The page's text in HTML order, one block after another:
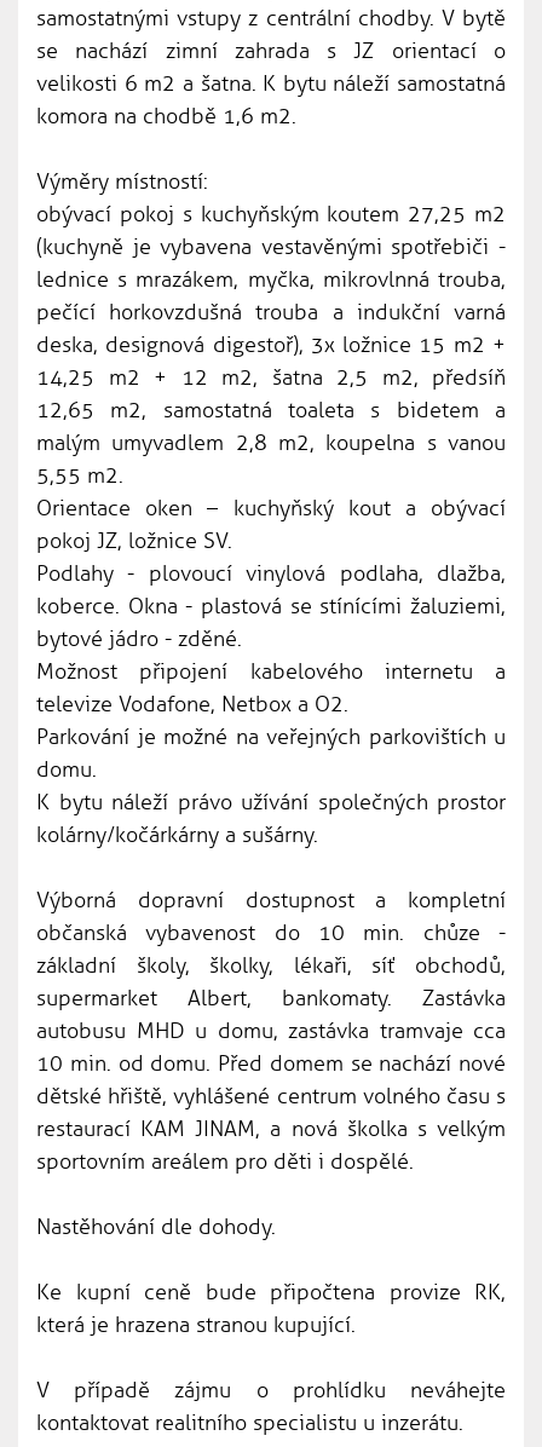
samostatnými vstupy z centrální chodby. V bytě
se nachází zimní zahrada s JZ orientací o
velikosti 6 m2 a šatna. K bytu náleží samostatná
komora na chodbě 1,6 m2.
Výměry místností:
obývací pokoj s kuchyňským koutem 27,25 m2
(kuchyně je vybavena vestavěnými spotřebiči -
lednice s mrazákem, myčka, mikrovlnná trouba,
pečící horkovzdušná trouba a indukční varná
deska, designová digestoř), 3x ložnice 15 m2 +
14,25 m2 + 12 m2, šatna 2,5 m2, předsíň
12,65 m2, samostatná toaleta s bidetem a
malým umyvadlem 2,8 m2, koupelna s vanou
5,55 m2.
Orientace oken – kuchyňský kout a obývací
pokoj JZ, ložnice SV.
Podlahy - plovoucí vinylová podlaha, dlažba,
koberce. Okna - plastová se stínícími žaluziemi,
bytové jádro - zděné.
Možnost připojení kabelového internetu a
televize Vodafone, Netbox a O2.
Parkování je možné na veřejných parkovištích u
domu.
K bytu náleží právo užívání společných prostor
kolárny/kočárkárny a sušárny.
Výborná dopravní dostupnost a kompletní
občanská vybavenost do 10 min. chůze -
základní školy, školky, lékaři, síť obchodů,
supermarket Albert, bankomaty. Zastávka
autobusu MHD u domu, zastávka tramvaje cca
10 min. od domu. Před domem se nachází nové
dětské hřiště, vyhlášené centrum volného času s
restaurací KAM JINAM, a nová školka s velkým
sportovním areálem pro děti i dospělé.
Nastěhování dle dohody.
Ke kupní ceně bude připočtena provize RK,
která je hrazena stranou kupující.
V případě zájmu o prohlídku neváhejte
kontaktovat realitního specialistu u inzerátu.